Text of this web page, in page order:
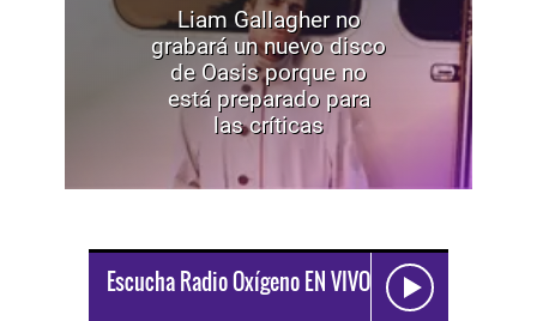
Liam Gallagher no
grabará un nuevo disco
de Oasis porque no
está preparado para
las críticas
Escucha Radio Oxígeno EN VIVO